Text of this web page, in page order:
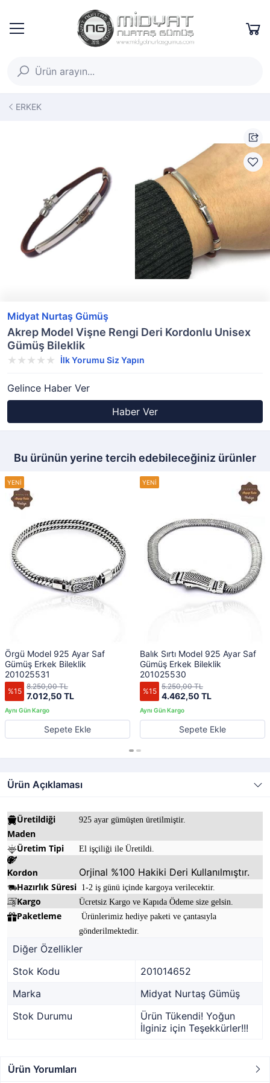
ERKEK
Midyat Nurtaş Gümüş
Akrep Model Vişne Rengi Deri Kordonlu Unisex
Gümüş Bileklik
İlk Yorumu Siz Yapın
Gelince Haber Ver
Haber Ver
Bu ürünün yerine tercih edebileceğiniz ürünler
Örgü Model 925 Ayar Saf
Gümüş Erkek Bileklik
201025531
%15 7.012,50 TL
8.250,00 TL
Sepete Ekle
Balık Sırtı Model 925 Ayar Saf
Gümüş Erkek Bileklik
201025530
%15 4.462,50 TL
5.250,00 TL
Sepete Ekle
Ürün Açıklaması
Üretildiği
Maden
925 ayar gümüşten üretilmiştir.
Üretim Tipi El işçiliği ile Üretildi.
Kordon Orjinal %100 Hakiki Deri Kullanılmıştır.
Hazırlık Süresi 1-2 iş günü içinde kargoya verilecektir.
Kargo Ücretsiz Kargo ve Kapıda Ödeme size gelsin.
Paketleme
Ürünlerimiz hediye paketi ve çantasıyla
gönderilmektedir.
Diğer Özellikler
Stok Kodu
201014652
Marka
Midyat Nurtaş Gümüş
Stok Durumu
Ürün Tükendi! Yoğun
İlginiz için Teşekkürler!!!
Ürün Yorumları